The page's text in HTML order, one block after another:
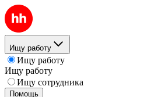
Ищу работу
Ищу работу
Ищу работу
Ищу сотрудника
Помощь